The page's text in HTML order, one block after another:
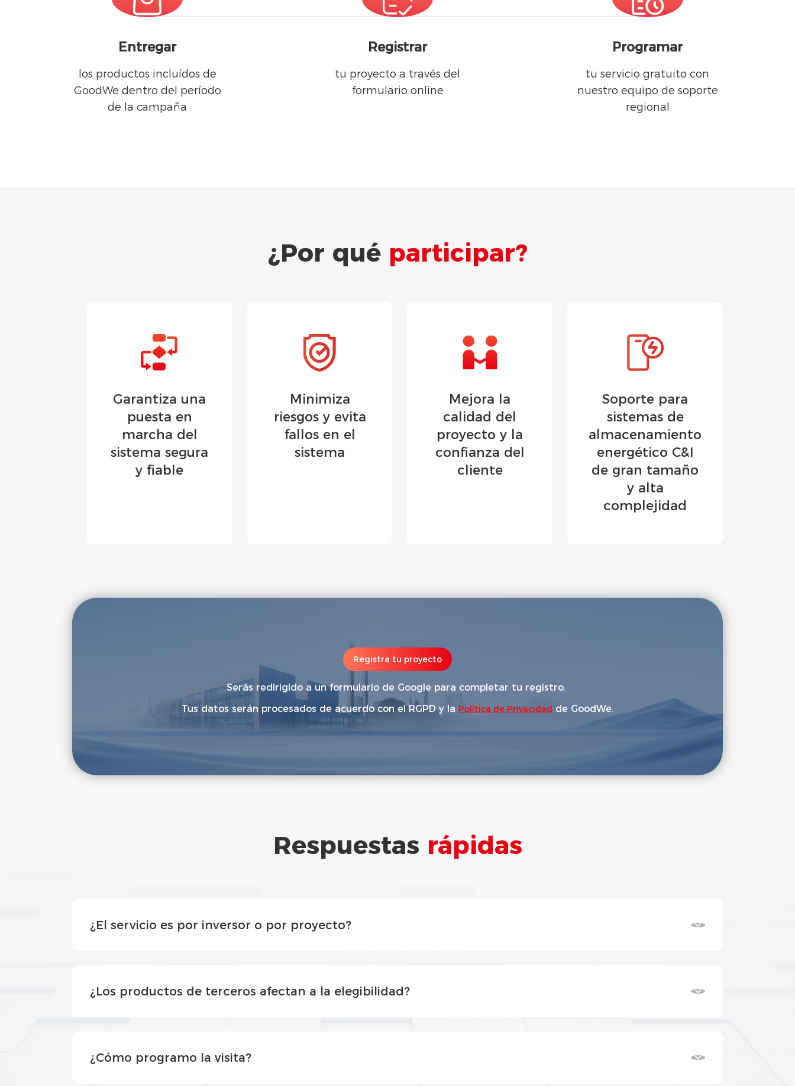
Entregar
los productos incluídos de
GoodWe dentro del período
de la campaña
Registrar
tu proyecto a través del
formulario online
Programar
tu servicio gratuito con
nuestro equipo de soporte
regional
¿Por qué participar?
Garantiza una
puesta en
marcha del
sistema segura
y fiable
Minimiza
riesgos y evita
fallos en el
sistema
Mejora la
calidad del
proyecto y la
confianza del
cliente
Soporte para
sistemas de
almacenamiento
energético C&I
de gran tamaño
y alta
complejidad
Registra tu proyecto
Serás redirigido a un formulario de Google para completar tu registro.
Tus datos serán procesados de acuerdo con el RGPD y la Política de Privacidad de GoodWe.
Respuestas rápidas
¿El servicio es por inversor o por proyecto?
¿Los productos de terceros afectan a la elegibilidad?
¿Cómo programo la visita?